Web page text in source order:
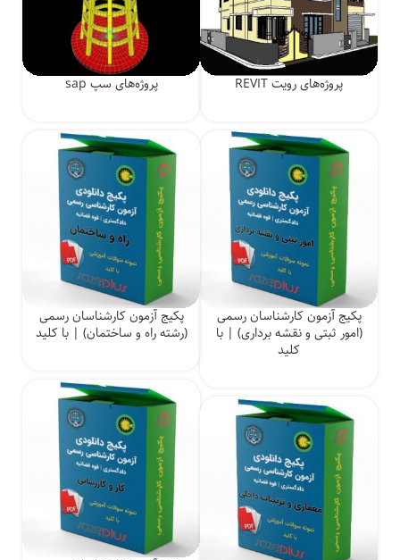
پروژه‌های رویت REVIT پروژه‌های سپ sap
پکیج آزمون کارشناسان رسمی
(امور ثبتی و نقشه برداری) | با
کلید
پکیج آزمون کارشناسان رسمی
(رشته راه و ساختمان) | با کلید